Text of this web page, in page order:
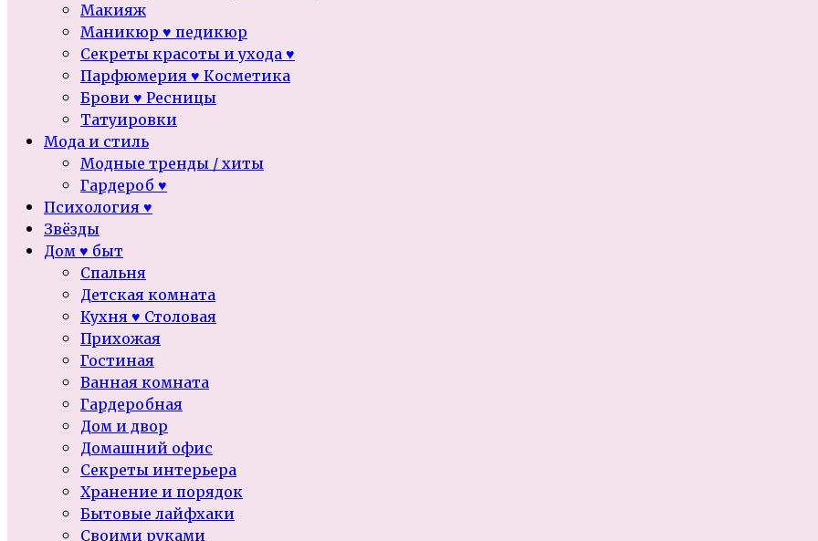
Макияж
Маникюр ♥ педикюр
Секреты красоты и ухода ♥
Парфюмерия ♥ Косметика
Брови ♥ Ресницы
Татуировки
Мода и стиль
Модные тренды / хиты
Гардероб ♥
Психология ♥
Звёзды
Дом ♥ быт
Спальня
Детская комната
Кухня ♥ Столовая
Прихожая
Гостиная
Ванная комната
Гардеробная
Дом и двор
Домашний офис
Секреты интерьера
Хранение и порядок
Бытовые лайфхаки
Своими руками